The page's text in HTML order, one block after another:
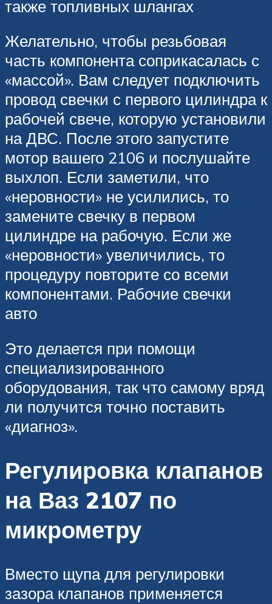
также топливных шлангах
Желательно, чтобы резьбовая
часть компонента соприкасалась с
«массой». Вам следует подключить
провод свечки с первого цилиндра к
рабочей свече, которую установили
на ДВС. После этого запустите
мотор вашего 2106 и послушайте
выхлоп. Если заметили, что
«неровности» не усилились, то
замените свечку в первом
цилиндре на рабочую. Если же
«неровности» увеличились, то
процедуру повторите со всеми
компонентами. Рабочие свечки
авто
Это делается при помощи
специализированного
оборудования, так что самому вряд
ли получится точно поставить
«диагноз».
Регулировка клапанов
на Ваз 2107 по
микрометру
Вместо щупа для регулировки
зазора клапанов применяется